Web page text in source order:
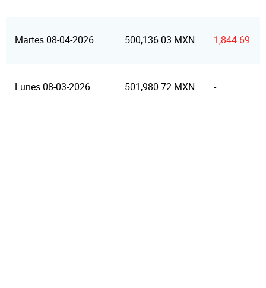
Martes 08-04-2026 500,136.03 MXN 1,844.69
Lunes 08-03-2026 501,980.72 MXN -